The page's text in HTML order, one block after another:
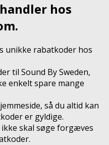
hos
unikke rabatkoder hos
til Sound By Sweden,
enkelt spare mange
så du altid kan
er gyldige.
skal søge forgæves